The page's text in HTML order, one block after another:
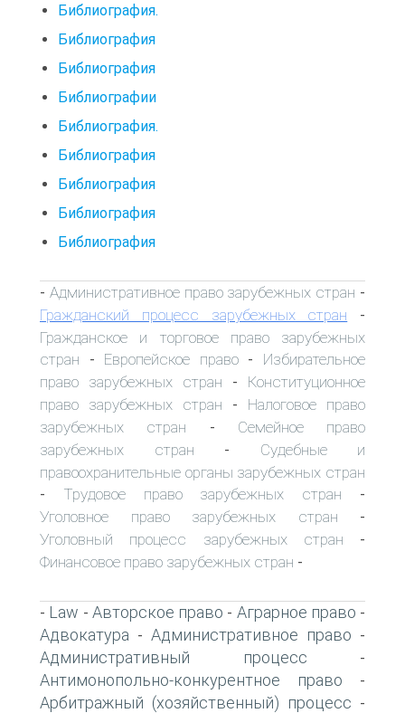
Библиография.
Библиография
Библиография
Библиографии
Библиография.
Библиография
Библиография
Библиография
Библиография
- Административное право зарубежных стран -
Гражданский процесс зарубежных стран -
Гражданское и торговое право зарубежных
стран - Европейское право- Избирательное
право зарубежных стран - Конституционное
право зарубежных стран - Налоговое право
зарубежных стран - Семейное право
зарубежных стран - Судебные и
правоохранительные органы зарубежных стран
- Трудовое право зарубежных стран -
Уголовное право зарубежных стран -
Уголовный процесс зарубежных стран -
Финансовое право зарубежных стран -
- Law - Авторское право - Аграрное право -
Адвокатура - Административное право -
Административный процесс -
Антимонопольно-конкурентное право -
Арбитражный (хозяйственный) процесс -